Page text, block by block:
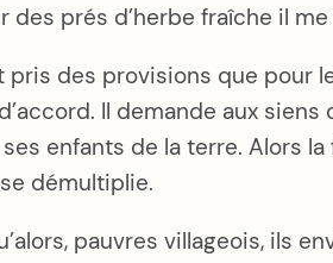
prés d’herbe fraîche il
des provisions que pour
Il demande aux
enfants de la terre. Alors
démultiplie.
pauvres villageois, ils